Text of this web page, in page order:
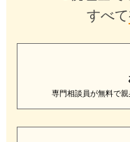
すべて
専門相談員が無料で親